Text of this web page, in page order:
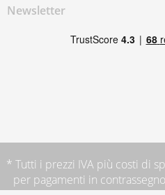
Newsletter
* Tutti i prezzi IVA più costi di
per pagamenti in